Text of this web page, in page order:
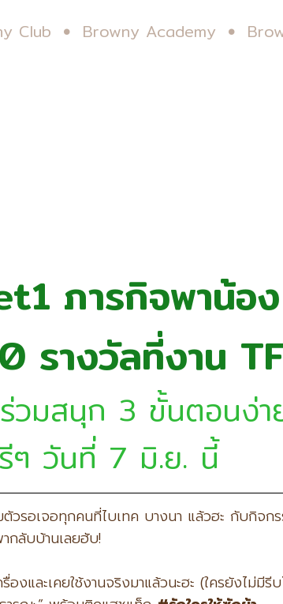
Club Browny Academy
ภารกิจพาน้อ
รางวัลที่งาน
วมสนุก 3 ขั้นตอนง่
ๆ วันที่ 7 มิ.ย. นี้
ตัวรอเจอทุกคนที่ไบเทค บางนา แล้วฮะ กับกิ
กลับบ้านเลยฮับ!
งและเคยใช้งานจริงมาแล้วนะฮะ (ใครยังไม่มีรี